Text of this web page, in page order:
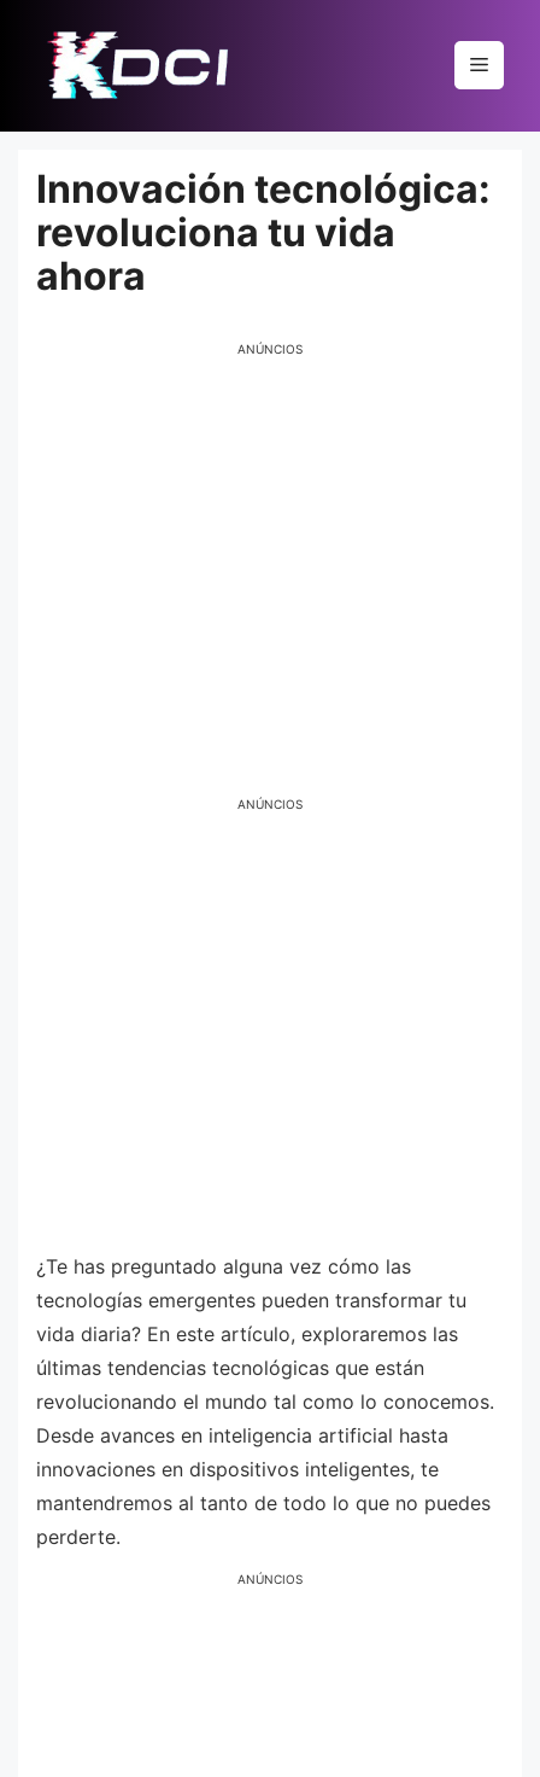
conteúdo
Menu
Innovación tecnológica:
revoluciona tu vida
ahora
ANÚNCIOS
ANÚNCIOS
¿Te has preguntado alguna vez cómo las
tecnologías emergentes pueden transformar tu
vida diaria? En este artículo, exploraremos las
últimas tendencias tecnológicas que están
revolucionando el mundo tal como lo conocemos.
Desde avances en inteligencia artificial hasta
innovaciones en dispositivos inteligentes, te
mantendremos al tanto de todo lo que no puedes
perderte.
ANÚNCIOS